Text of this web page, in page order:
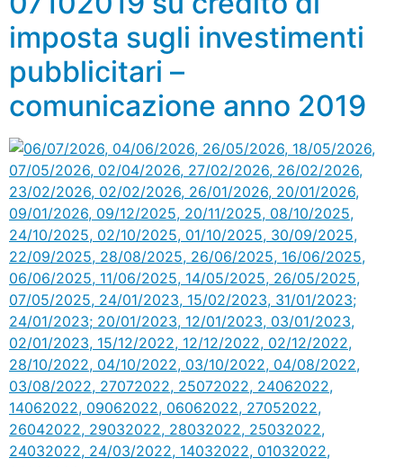
imposta sugli investimenti
pubblicitari –
comunicazione anno 2019